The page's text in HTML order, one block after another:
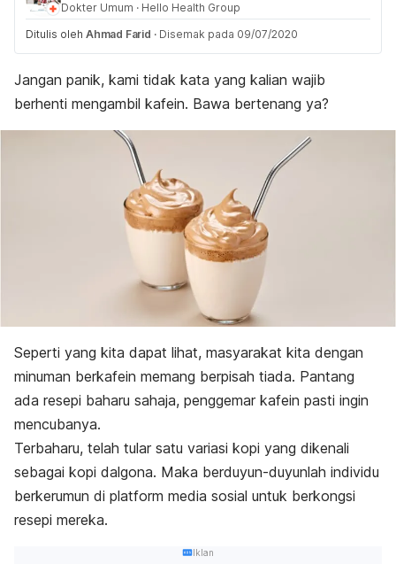
Dokter Umum · Hello Health Group
Ditulis oleh Ahmad Farid · Disemak pada 09/07/2020
Jangan panik, kami tidak kata yang kalian wajib
berhenti mengambil kafein. Bawa bertenang ya?
Seperti yang kita dapat lihat, masyarakat kita dengan
minuman berkafein memang berpisah tiada. Pantang
ada resepi baharu sahaja, penggemar kafein pasti ingin
mencubanya.
Terbaharu, telah tular satu variasi kopi yang dikenali
sebagai kopi dalgona. Maka berduyun-duyunlah individu
berkerumun di platform media sosial untuk berkongsi
resepi mereka.
Iklan